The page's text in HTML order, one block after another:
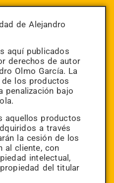
de Alejandro
aquí publicados
derechos de autor
Olmo García. La
los productos
penalización bajo
aquellos productos
a través
la cesión de los
al cliente, con
intelectual,
del titular